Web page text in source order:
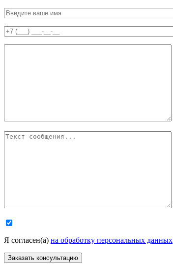
Я согласен(а) на обработку персональных данных